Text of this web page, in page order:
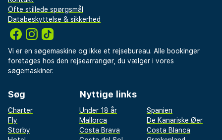
Ofte stillede spørgsmål
Databeskyttelse & sikkerhed
Vi er en søgemaskine og ikke et rejsebureau. Alle bookinger
foretages hos den rejsearrangør, du vælger i vores
søgemaskiner.
Søg
Charter
Fly
Storby
Nyttige links
Under 18 år
Spanien
Mallorca
De Kanariske Øer
Costa Brava
Costa Blanca